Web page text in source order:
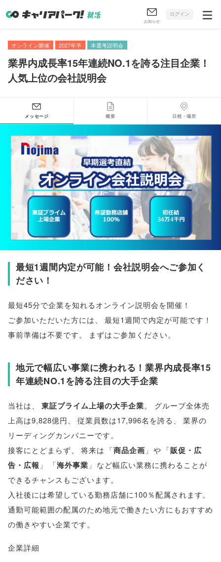
お知らせ
ログイン
オンライン開催 2027年卒 本選考説明会
業界内成長率15年連続NO.1を誇る注目企業！
人気上位の会社説明会
メッセージ 概要 日程・場所
最短1週間内定が可能！会社説明会へご参加く
ださい！
最短45分で企業を知れるオンライン説明会を開催！
ご参加いただいた方には、
最短1週間で内定が可能です！
事前準備は不要です。 まずはご参加ください。
地元で幅広い事業に携われる！業界内成長率15
年連続NO.1を誇る注目の大手企業
当社は、 東証プライム上場の大手企業。
グループ全体売
上高は9,828億円、 従業員数は17,996名を誇る 、
業界の
リーディングカンパニーです。
接客にとどまらず、 将来は 「商品企画 」 や 「販促・広
告・広報 」 「海外事業 」 など幅広い業務に携わることが
できるチャンスもございます。
入社後には希望している勤務店舗に100％配属されます。
通勤可能範囲の配属のため地元で働きたい方にもおすすめ
の働きやすい企業です。
企業詳細